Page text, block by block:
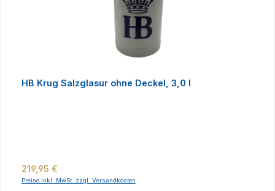
HB Krug Salzglasur ohne Deckel, 3,0 l
Regulärer Preis:
219,95 €
Preise inkl. MwSt. zzgl. Versandkosten